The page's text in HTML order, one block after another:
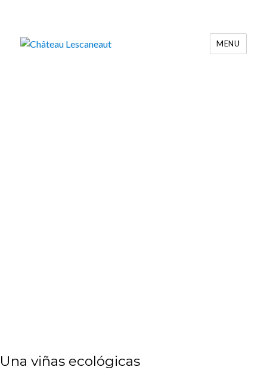
MENU
Una viñas ecológicas